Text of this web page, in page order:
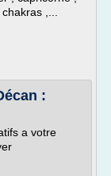
,...
:
a votre